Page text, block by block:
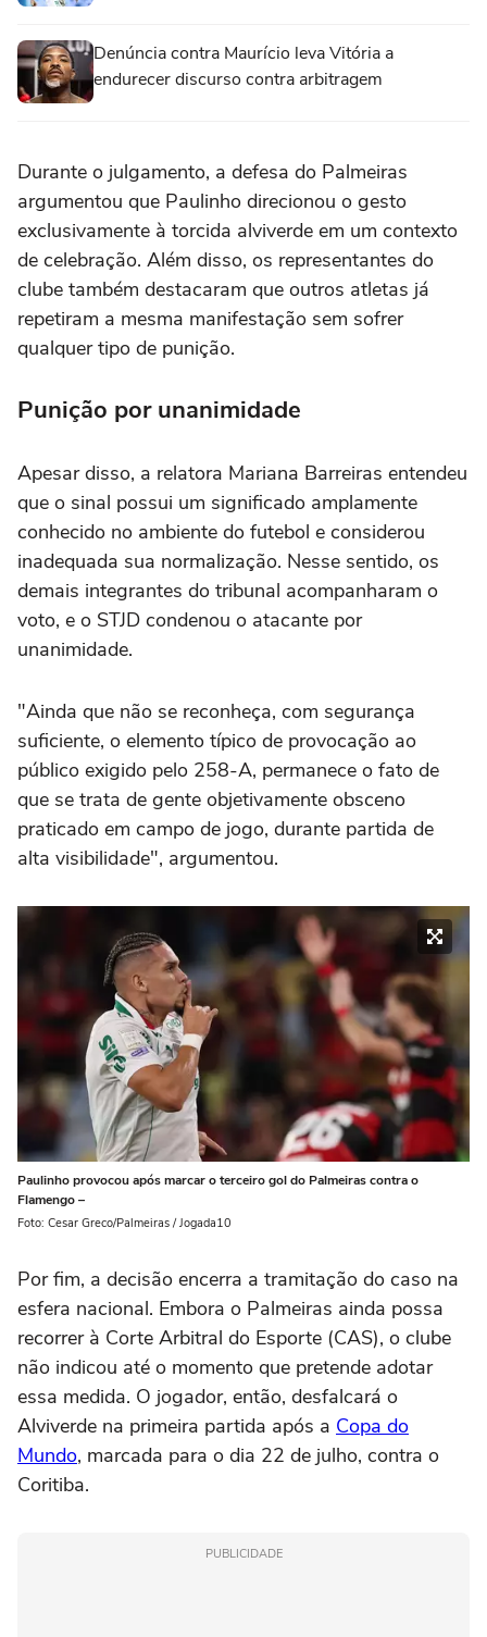
Denúncia contra Maurício leva Vitória a
endurecer discurso contra arbitragem
Durante o julgamento, a defesa do Palmeiras
argumentou que Paulinho direcionou o gesto
exclusivamente à torcida alviverde em um contexto
de celebração. Além disso, os representantes do
clube também destacaram que outros atletas já
repetiram a mesma manifestação sem sofrer
qualquer tipo de punição.
Punição por unanimidade
Apesar disso, a relatora Mariana Barreiras entendeu
que o sinal possui um significado amplamente
conhecido no ambiente do futebol e considerou
inadequada sua normalização. Nesse sentido, os
demais integrantes do tribunal acompanharam o
voto, e o STJD condenou o atacante por
unanimidade.
"Ainda que não se reconheça, com segurança
suficiente, o elemento típico de provocação ao
público exigido pelo 258-A, permanece o fato de
que se trata de gente objetivamente obsceno
praticado em campo de jogo, durante partida de
alta visibilidade", argumentou.
Paulinho provocou após marcar o terceiro gol do Palmeiras contra o
Flamengo –
Foto: Cesar Greco/Palmeiras / Jogada10
Por fim, a decisão encerra a tramitação do caso na
esfera nacional. Embora o Palmeiras ainda possa
recorrer à Corte Arbitral do Esporte (CAS), o clube
não indicou até o momento que pretende adotar
essa medida. O jogador, então, desfalcará o
Alviverde na primeira partida após a Copa do
Mundo, marcada para o dia 22 de julho, contra o
Coritiba.
PUBLICIDADE